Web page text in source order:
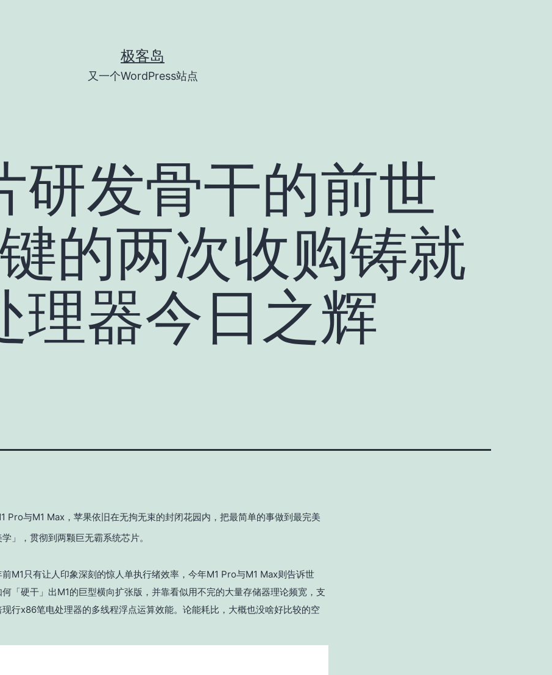
极客岛
又一个WordPress站点
研发骨干的前世
的两次收购铸就
理器今日之辉
Pro与M1 Max，苹果依旧在无拘无束的封闭花园内，把最简单的事做到最完美
」，贯彻到两颗巨无霸系统芯片。
M1只有让人印象深刻的惊人单执行绪效率，今年M1 Pro与M1 Max则告诉世
何「硬干」出M1的巨型横向扩张版，并靠看似用不完的大量存储器理论频宽，支
行x86笔电处理器的多线程浮点运算效能。论能耗比，大概也没啥好比较的空